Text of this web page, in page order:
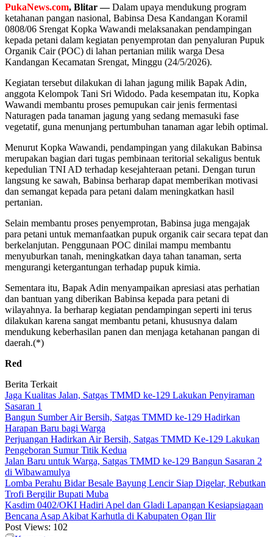
PukaNews.com, Blitar —Dalam upaya mendukung program
ketahanan pangan nasional, Babinsa Desa Kandangan Koramil
0808/06 Srengat Kopka Wawandi melaksanakan pendampingan
kepada petani dalam kegiatan penyemprotan dan penyaluran Pupuk
Organik Cair (POC) di lahan pertanian milik warga Desa
Kandangan Kecamatan Srengat, Minggu (24/5/2026).
Kegiatan tersebut dilakukan di lahan jagung milik Bapak Adin,
anggota Kelompok Tani Sri Widodo. Pada kesempatan itu, Kopka
Wawandi membantu proses pemupukan cair jenis fermentasi
Naturagen pada tanaman jagung yang sedang memasuki fase
vegetatif, guna menunjang pertumbuhan tanaman agar lebih optimal.
Menurut Kopka Wawandi, pendampingan yang dilakukan Babinsa
merupakan bagian dari tugas pembinaan teritorial sekaligus bentuk
kepedulian TNI AD terhadap kesejahteraan petani. Dengan turun
langsung ke sawah, Babinsa berharap dapat memberikan motivasi
dan semangat kepada para petani dalam meningkatkan hasil
pertanian.
Selain membantu proses penyemprotan, Babinsa juga mengajak
para petani untuk memanfaatkan pupuk organik cair secara tepat dan
berkelanjutan. Penggunaan POC dinilai mampu membantu
menyuburkan tanah, meningkatkan daya tahan tanaman, serta
mengurangi ketergantungan terhadap pupuk kimia.
Sementara itu, Bapak Adin menyampaikan apresiasi atas perhatian
dan bantuan yang diberikan Babinsa kepada para petani di
wilayahnya. Ia berharap kegiatan pendampingan seperti ini terus
dilakukan karena sangat membantu petani, khususnya dalam
mendukung keberhasilan panen dan menjaga ketahanan pangan di
daerah.(*)
Red
Berita Terkait
Jaga Kualitas Jalan, Satgas TMMD ke-129 Lakukan Penyiraman
Sasaran 1
Bangun Sumber Air Bersih, Satgas TMMD ke-129 Hadirkan
Harapan Baru bagi Warga
Perjuangan Hadirkan Air Bersih, Satgas TMMD Ke-129 Lakukan
Pengeboran Sumur Titik Kedua
Jalan Baru untuk Warga, Satgas TMMD ke-129 Bangun Sasaran 2
di Wibawamulya
Lomba Perahu Bidar Besale Bayung Lencir Siap Digelar, Rebutkan
Trofi Bergilir Bupati Muba
Kasdim 0402/OKI Hadiri Apel dan Gladi Lapangan Kesiapsiagaan
Bencana Asap Akibat Karhutla di Kabupaten Ogan Ilir
Post Views: 102